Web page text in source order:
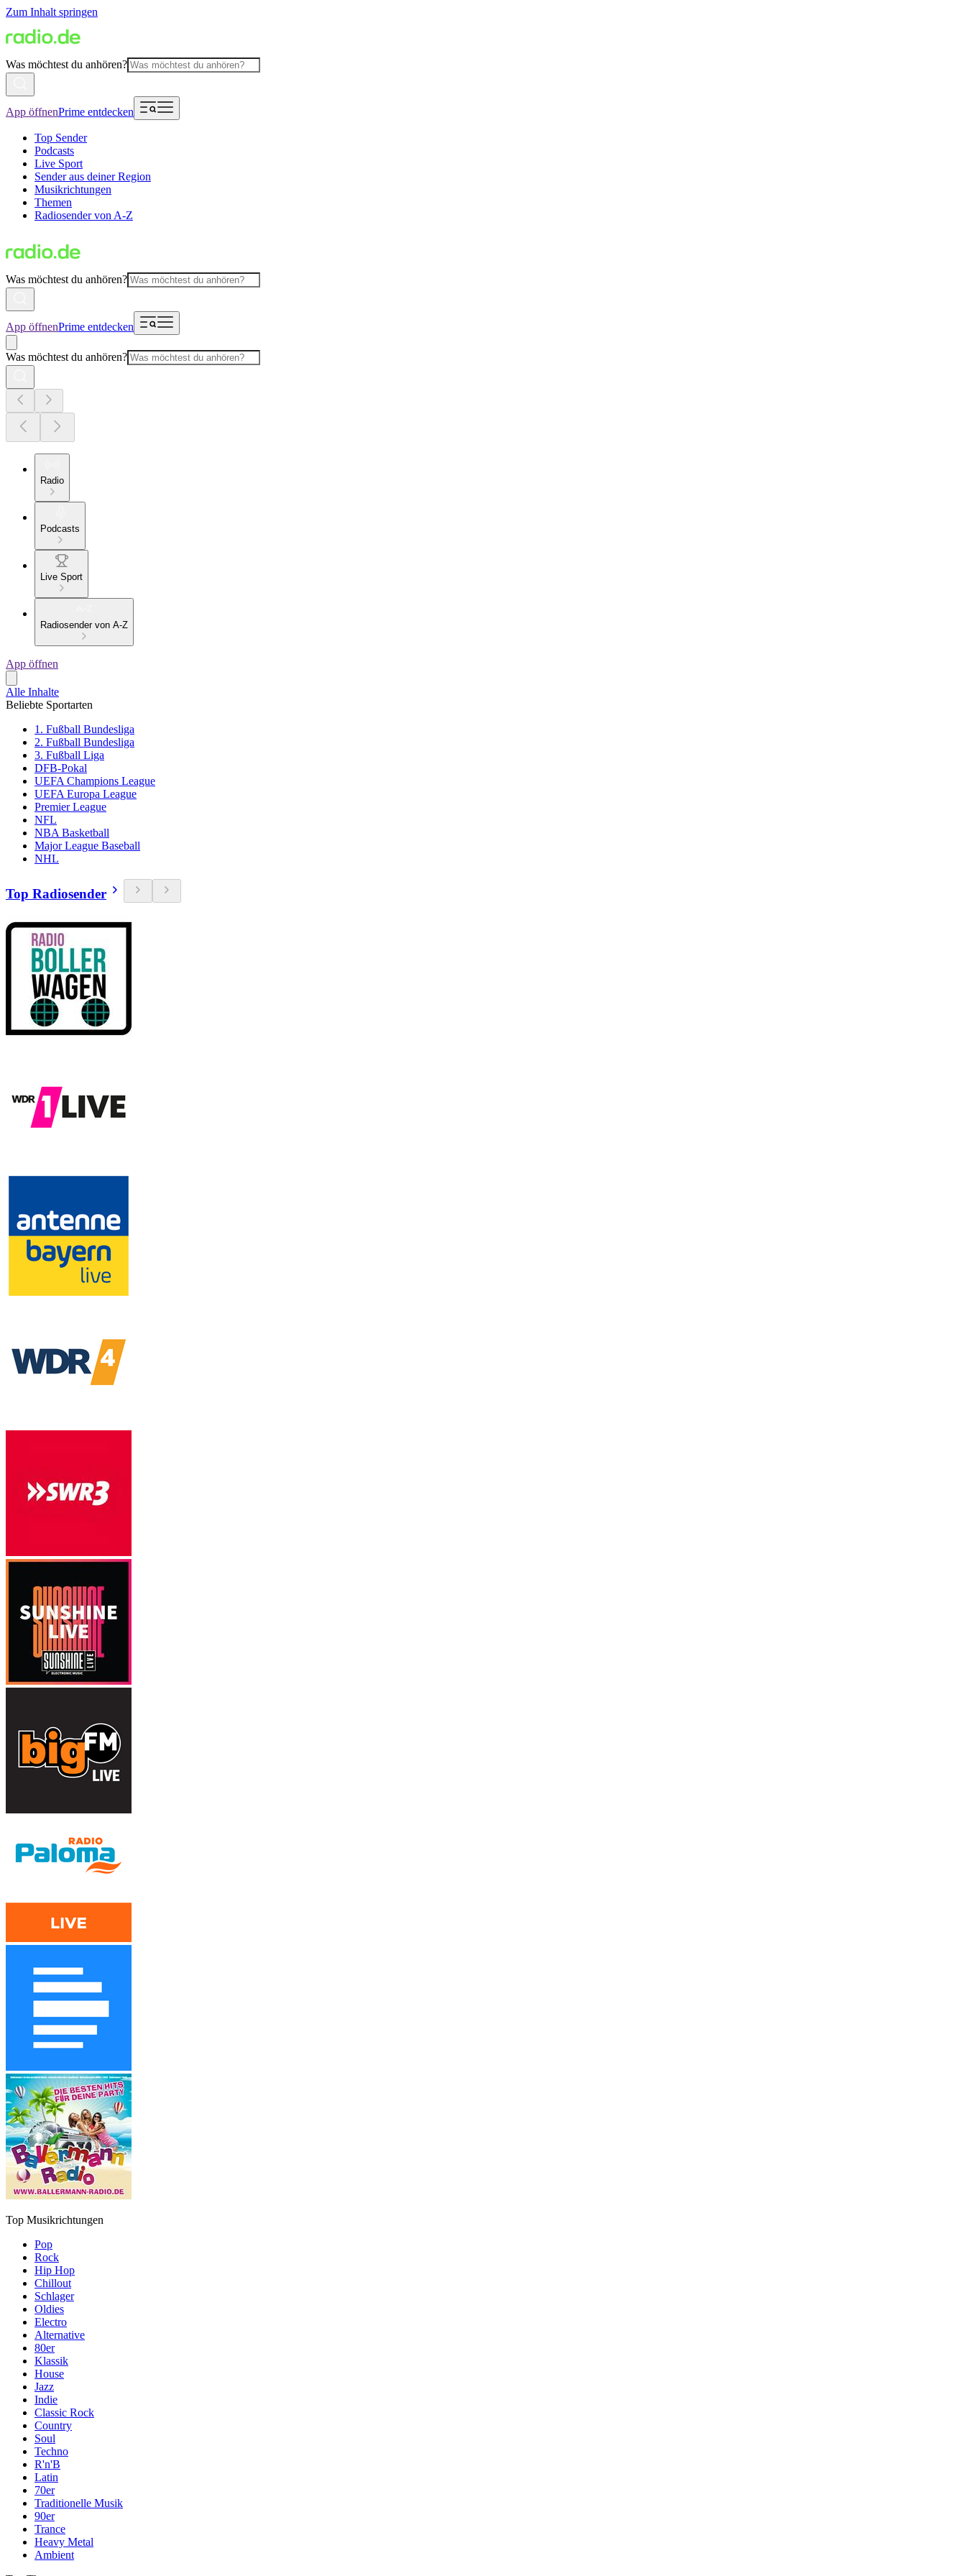
Zum Inhalt springen
Was möchtest du anhören?
App öffnenPrime entdecken
Top Sender
Podcasts
Live Sport
Sender aus deiner Region
Musikrichtungen
Themen
Radiosender von A-Z
Was möchtest du anhören?
App öffnenPrime entdecken
Was möchtest du anhören?
Radio
Podcasts
Live Sport
Radiosender von A-Z
App öffnen
Alle Inhalte
Beliebte Sportarten
1. Fußball Bundesliga
2. Fußball Bundesliga
3. Fußball Liga
DFB-Pokal
UEFA Champions League
UEFA Europa League
Premier League
NFL
NBA Basketball
Major League Baseball
NHL
Top Radiosender
Top Musikrichtungen
Pop
Rock
Hip Hop
Chillout
Schlager
Oldies
Electro
Alternative
80er
Klassik
House
Jazz
Indie
Classic Rock
Country
Soul
Techno
R'n'B
Latin
70er
Traditionelle Musik
90er
Trance
Heavy Metal
Ambient